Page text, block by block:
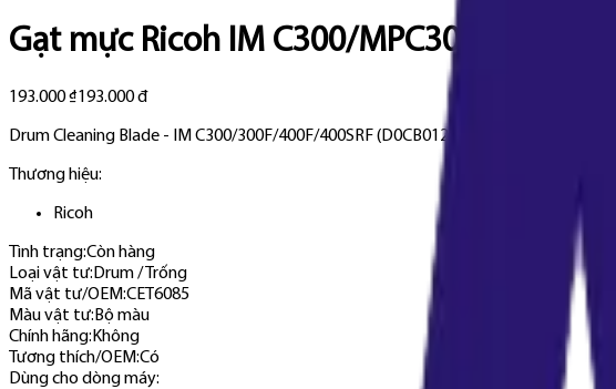
Gạt mực Ricoh IM C300/MPC306/C307/
193.000 ₫193.000 đ
Drum Cleaning Blade - IM C300/300F/400F/400SRF (D0CB0121-Blade) - MPC306/
Thương hiệu:
Ricoh
Tình trạng:Còn hàng
Loại vật tư: Drum / Trống
Mã vật tư/OEM:CET6085
Màu vật tư: Bộ màu
Chính hãng: Không
Tương thích/OEM:Có
Dùng cho dòng máy: